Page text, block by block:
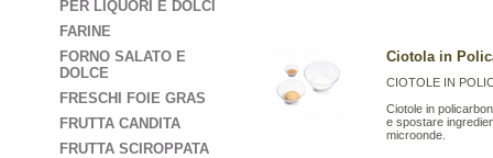
PER LIQUORI E DOLCI
FARINE
FORNO SALATO E
DOLCE
FRESCHI FOIE GRAS
FRUTTA CANDITA
FRUTTA SCIROPPATA
Ciotola in
CIOTOLE IN
Ciotole in
e spostare
microonde.